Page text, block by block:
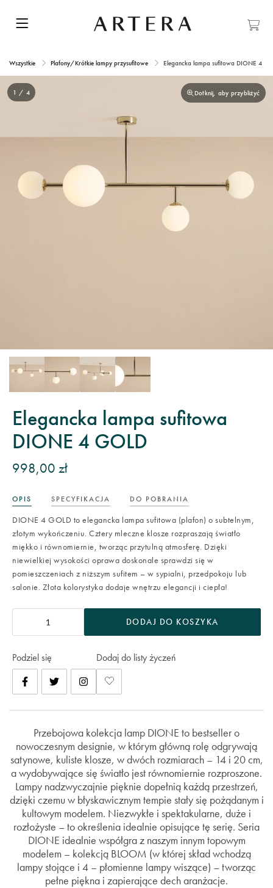
Wszystkie Plafony/Krótkie lampy przysufitowe Elegancka lampa sufitowa DIONE 4
Dotknij, aby przybliżyć
1 / 4
Elegancka lampa sufitowa
DIONE 4 GOLD
998,00 zł
OPIS SPECYFIKACJA DO POBRANIA
DIONE 4 GOLD to elegancka lampa sufitowa (plafon) o subtelnym,
złotym wykończeniu. Cztery mleczne klosze rozpraszają światło
miękko i równomiernie, tworząc przytulną atmosferę. Dzięki
niewielkiej wysokości oprawa doskonale sprawdzi się w
pomieszczeniach z niższym sufitem – w sypialni, przedpokoju lub
salonie. Złota kolorystyka dodaje wnętrzu elegancji i ciepła!
DODAJ DO KOSZYKA
Podziel się Dodaj do listy życzeń
Przebojowa kolekcja lamp DIONE to bestseller o
nowoczesnym designie, w którym główną rolę odgrywają
satynowe, kuliste klosze, w dwóch rozmiarach – 14 i 20 cm,
a wydobywające się światło jest równomiernie rozproszone.
Lampy nadzwyczajnie pięknie dopełnią każdą przestrzeń,
dzięki czemu w błyskawicznym tempie stały się pożądanym i
kultowym modelem. Niezwykłe i spektakularne, duże i
rozłożyste – to określenia idealnie opisujące tę serię. Seria
DIONE idealnie współgra z naszym innym topowym
modelem – kolekcją BLOOM (w której skład wchodzą
lampy stojące i 4 – płomienne lampy wiszące) – tworząc
pełne piękna i zapierające dech aranżacje.